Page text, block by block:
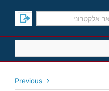
Previous